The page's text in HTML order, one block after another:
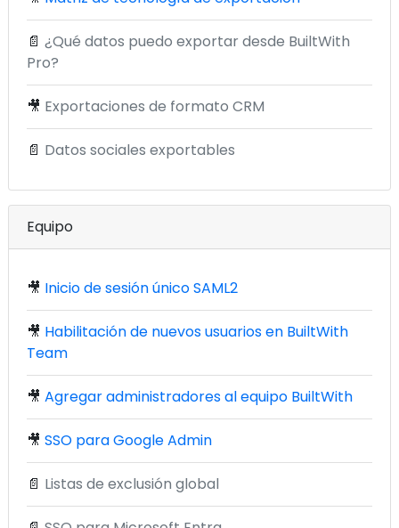
📄 ¿Qué datos puedo exportar desde BuiltWith
Pro?
🎥 Exportaciones de formato CRM
📄 Datos sociales exportables
Equipo
🎥 Inicio de sesión único SAML2
🎥 Habilitación de nuevos usuarios en BuiltWith
Team
🎥 Agregar administradores al equipo BuiltWith
🎥 SSO para Google Admin
📄 Listas de exclusión global